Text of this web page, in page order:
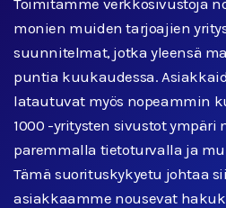
monien muiden tarjoajien
suunnitelmat, jotka yleensä
puntia kuukaudessa.
latautuvat myös nopeammin
1000 -yritysten sivustot ympäri
paremmalla tietoturvalla ja
Tämä suorituskykyetu johtaa
asiakkaamme nousevat